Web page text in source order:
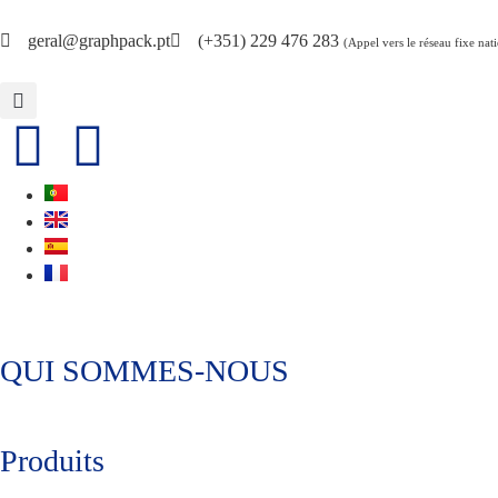
geral@graphpack.pt (+351) 229 476 283 (Appel vers le réseau fixe
QUI SOMMES-NOUS
Produits